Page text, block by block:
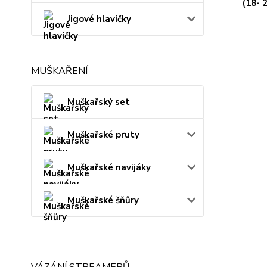
Jigové hlavičky
MUŠKAŘENÍ
Muškařský set
Muškařské pruty
Muškařské navijáky
Muškařské šňůry
(18-